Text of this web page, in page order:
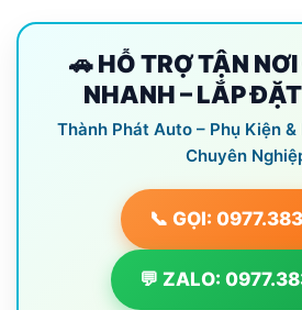
🚗 HỖ TRỢ TẬN
NHANH – LẮP
Thành Phát Auto – Phụ Kiện &
Chuyên
📞 GỌI:
💬 ZALO: